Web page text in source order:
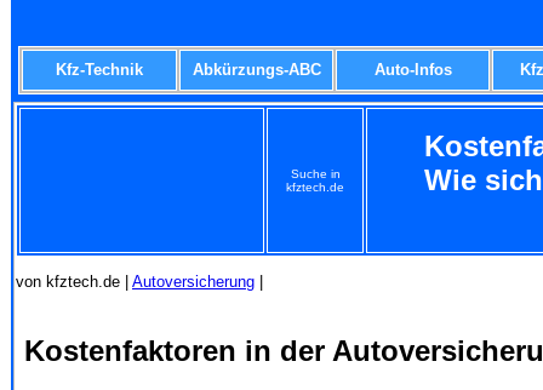
Kfz-Technik Abkürzungs-ABC Auto-Infos
Suche in
kfztech.de
Wie
von kfztech.de | Autoversicherung
Kostenfaktoren in der